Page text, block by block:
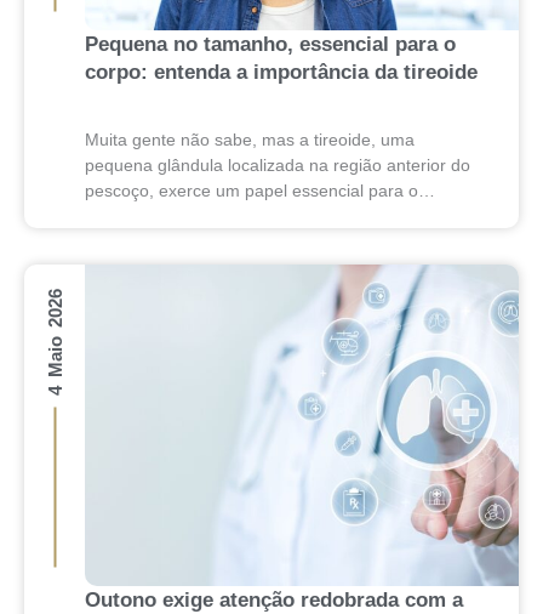
Pequena no tamanho, essencial para o
corpo: entenda a importância da tireoide
Muita gente não sabe, mas a tireoide, uma
pequena glândula localizada na região anterior do
pescoço, exerce um papel essencial para o
hormônios T3...
Outono exige atenção redobrada com a
4 Maio 2026